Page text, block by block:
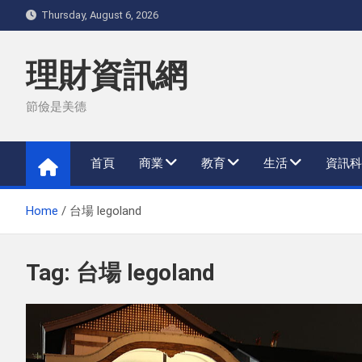
to
Thursday, August 6, 2026
理財資訊網
節儉是美德
首頁 商業 教育 生活 資訊
Home 台場 legoland
Tag: 台場 legoland